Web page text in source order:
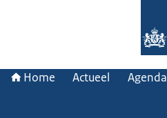
Home Actueel Agenda